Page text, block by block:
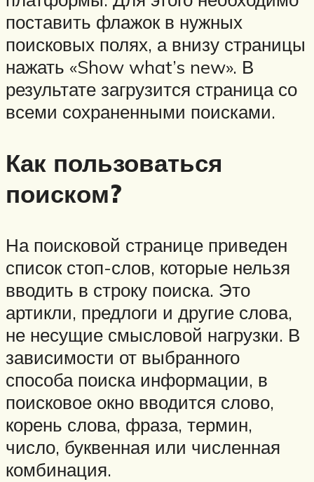
поставить флажок в нужных
поисковых полях, а внизу страницы
нажать «Show what’s new». В
результате загрузится страница со
всеми сохраненными поисками.
Как пользоваться
поиском?
На поисковой странице приведен
список стоп-слов, которые нельзя
вводить в строку поиска. Это
артикли, предлоги и другие слова,
не несущие смысловой нагрузки. В
зависимости от выбранного
способа поиска информации, в
поисковое окно вводится слово,
корень слова, фраза, термин,
число, буквенная или численная
комбинация.